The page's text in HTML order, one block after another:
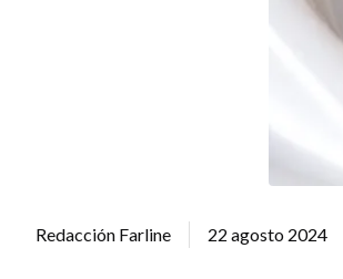
Redacción Farline 22 agosto 2024